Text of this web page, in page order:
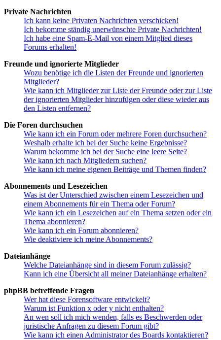
Private Nachrichten
Ich kann keine Privaten Nachrichten verschicken!
Ich bekomme ständig unerwünschte Private Nachrichten!
Ich habe eine Spam-E-Mail von einem Mitglied dieses
Forums erhalten!
Freunde und ignorierte Mitglieder
Wozu benötige ich die Listen der Freunde und ignorierten
Mitglieder?
Wie kann ich Mitglieder zur Liste der Freunde oder zur Liste
der ignorierten Mitglieder hinzufügen oder diese wieder aus
den Listen entfernen?
Die Foren durchsuchen
Wie kann ich ein Forum oder mehrere Foren durchsuchen?
Weshalb erhalte ich bei der Suche keine Ergebnisse?
Warum bekomme ich bei der Suche eine leere Seite?
Wie kann ich nach Mitgliedern suchen?
Wie kann ich meine eigenen Beiträge und Themen finden?
Abonnements und Lesezeichen
Was ist der Unterschied zwischen einem Lesezeichen und
einem Abonnements für ein Thema oder Forum?
Wie kann ich ein Lesezeichen auf ein Thema setzen oder ein
Thema abonnieren?
Wie kann ich ein Forum abonnieren?
Wie deaktiviere ich meine Abonnements?
Dateianhänge
Welche Dateianhänge sind in diesem Forum zulässig?
Kann ich eine Übersicht all meiner Dateianhänge erhalten?
phpBB betreffende Fragen
Wer hat diese Forensoftware entwickelt?
Warum ist Funktion x oder y nicht enthalten?
An wen soll ich mich wenden, falls es Beschwerden oder
juristische Anfragen zu diesem Forum gibt?
Wie kann ich einen Administrator des Boards kontaktieren?